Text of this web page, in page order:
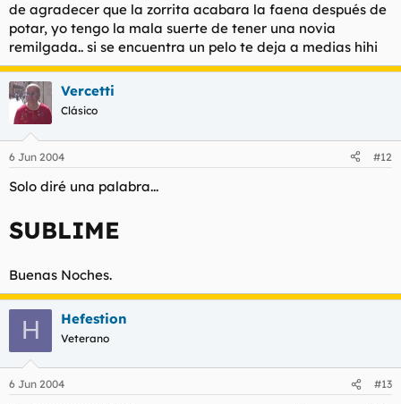
de agradecer que la zorrita acabara la faena después de
potar, yo tengo la mala suerte de tener una novia
remilgada.. si se encuentra un pelo te deja a medias hihi
Vercetti
Clásico
6 Jun 2004 #12
Solo diré una palabra...
SUBLIME
Buenas Noches.
H Hefestion
Veterano
6 Jun 2004 #13